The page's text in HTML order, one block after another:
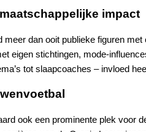
impact
meer dan ooit publieke figuren
eigen stichtingen, mode-
tot slaapcoaches – invloed
ook een prominente plek voor